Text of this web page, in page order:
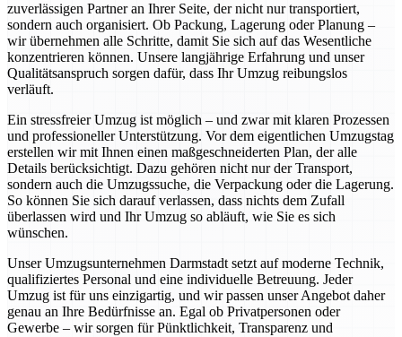
zuverlässigen Partner an Ihrer Seite, der nicht nur transportiert,
sondern auch organisiert. Ob Packung, Lagerung oder Planung –
wir übernehmen alle Schritte, damit Sie sich auf das Wesentliche
konzentrieren können. Unsere langjährige Erfahrung und unser
Qualitätsanspruch sorgen dafür, dass Ihr Umzug reibungslos
verläuft.
Ein stressfreier Umzug ist möglich – und zwar mit klaren Prozessen
und professioneller Unterstützung. Vor dem eigentlichen Umzugstag
erstellen wir mit Ihnen einen maßgeschneiderten Plan, der alle
Details berücksichtigt. Dazu gehören nicht nur der Transport,
sondern auch die Umzugssuche, die Verpackung oder die Lagerung.
So können Sie sich darauf verlassen, dass nichts dem Zufall
überlassen wird und Ihr Umzug so abläuft, wie Sie es sich
wünschen.
Unser Umzugsunternehmen Darmstadt setzt auf moderne Technik,
qualifiziertes Personal und eine individuelle Betreuung. Jeder
Umzug ist für uns einzigartig, und wir passen unser Angebot daher
genau an Ihre Bedürfnisse an. Egal ob Privatpersonen oder
Gewerbe – wir sorgen für Pünktlichkeit, Transparenz und